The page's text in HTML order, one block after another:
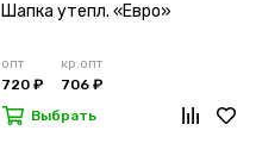
Шапка утепл. «Евро»
опт
720 ₽
кр.опт
706 ₽
Выбрать